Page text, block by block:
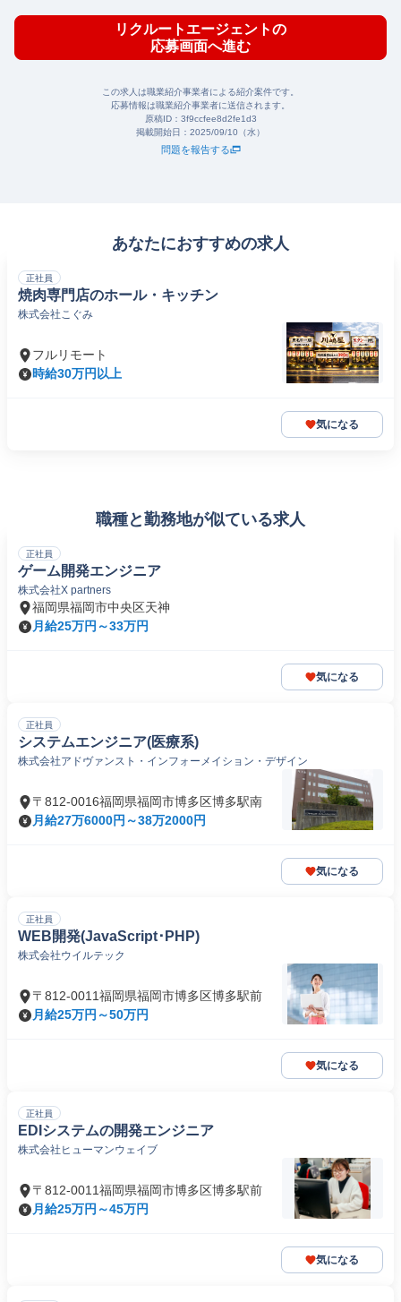
リクルートエージェントの
応募画面へ進む
この求人は職業紹介事業者による紹介案件です。
応募情報は職業紹介事業者に送信されます。
原稿ID： 3f9ccfee8d2fe1d3
掲載開始日： 2025/09/10（水）
問題を報告する
あなたにおすすめの求人
正社員
焼肉専門店のホール・キッチン
株式会社こぐみ
フルリモート
時給30万円以上
気になる
職種と勤務地が似ている求人
正社員
ゲーム開発エンジニア
株式会社X partners
福岡県福岡市中央区天神
月給25万円～33万円
気になる
正社員
システムエンジニア(医療系)
株式会社アドヴァンスト・インフォーメイション・デザイン
〒812-0016福岡県福岡市博多区博多駅南
月給27万6000円～38万2000円
気になる
正社員
WEB開発(JavaScript･PHP)
株式会社ウイルテック
〒812-0011福岡県福岡市博多区博多駅前
月給25万円～50万円
気になる
正社員
EDIシステムの開発エンジニア
株式会社ヒューマンウェイブ
〒812-0011福岡県福岡市博多区博多駅前
月給25万円～45万円
気になる